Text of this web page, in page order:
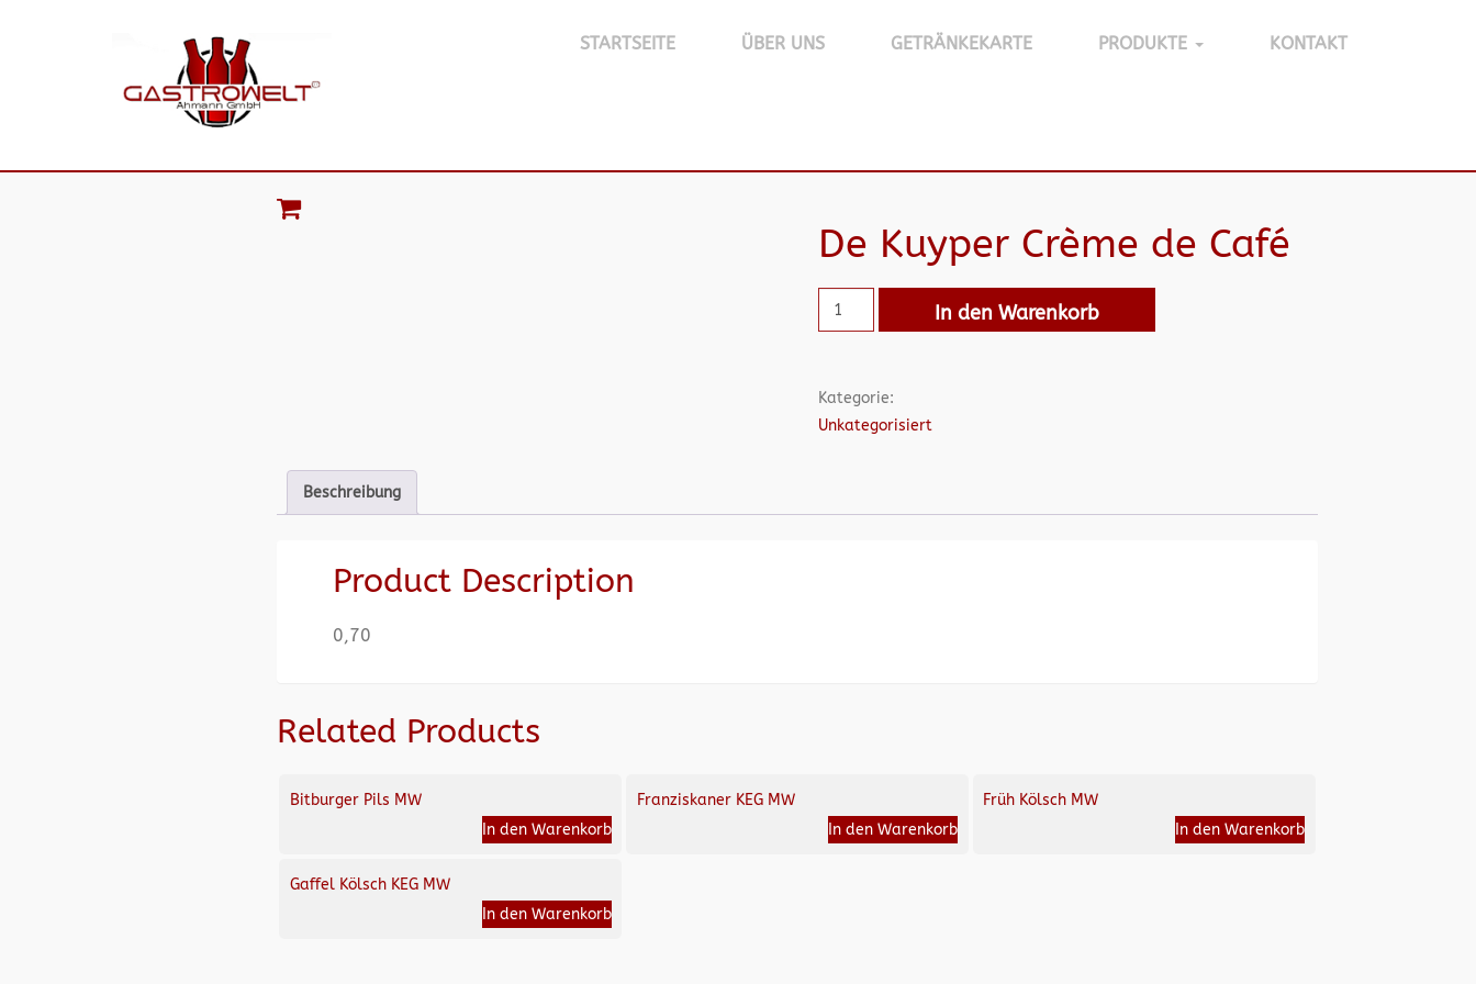
STARTSEITE ÜBER UNS GETRÄNKEKARTE PRODUKTE KONTAKT
De Kuyper Crème de Café
In den Warenkorb
Kategorie:
Unkategorisiert
Beschreibung
Product Description
0,70
Related Products
Bitburger Pils MW
In den Warenkorb
Franziskaner KEG MW
In den Warenkorb
Früh Kölsch MW
In den Warenkorb
Gaffel Kölsch KEG MW
In den Warenkorb